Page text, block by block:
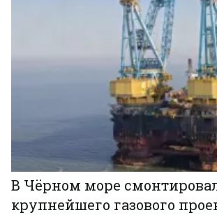
В Чёрном море
крупнейшего газового